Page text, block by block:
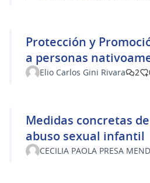
Protección y
a personas
Elio Carlos Gini Rivara 2
Medidas concretas
abuso sexual infantil
CECILIA PAOLA PRESA